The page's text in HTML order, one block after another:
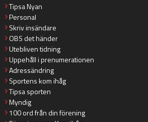
Tipsa Nyan
Personal
Skriv insändare
OBS det händer
Utebliven tidning
Uppehåll i prenumerationen
Adressändring
Sportens kom ihåg
Tipsa sporten
Myndig
100 ord från din förening